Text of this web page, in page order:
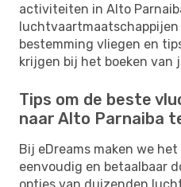
activiteiten in Alto
luchtvaartmaatschappijen
bestemming vliegen en
krijgen bij het boeken van
Tips om de beste
naar Alto Parnaiba
Bij eDreams maken we
eenvoudig en betaalbaar